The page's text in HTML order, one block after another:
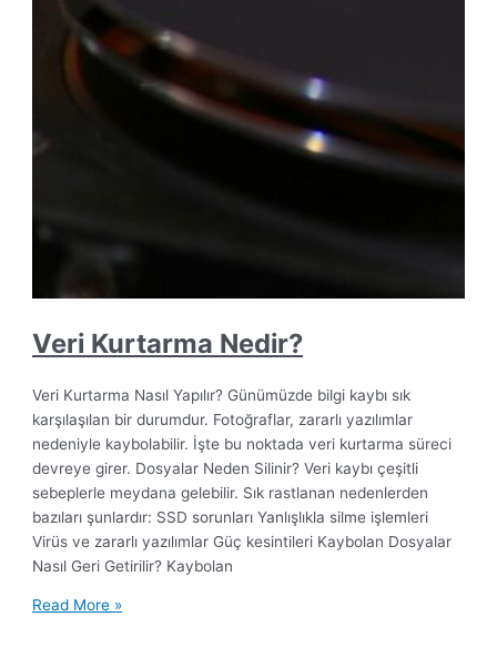
Veri Kurtarma Nedir?
Veri Kurtarma Nasıl Yapılır? Günümüzde bilgi kaybı sık
karşılaşılan bir durumdur. Fotoğraflar, zararlı yazılımlar
nedeniyle kaybolabilir. İşte bu noktada veri kurtarma süreci
devreye girer. Dosyalar Neden Silinir? Veri kaybı çeşitli
sebeplerle meydana gelebilir. Sık rastlanan nedenlerden
bazıları şunlardır: SSD sorunları Yanlışlıkla silme işlemleri
Virüs ve zararlı yazılımlar Güç kesintileri Kaybolan Dosyalar
Nasıl Geri Getirilir? Kaybolan
Read More »